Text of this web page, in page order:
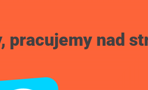
pracujemy nad